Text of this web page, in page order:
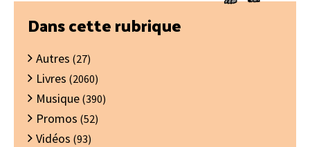
Barre
latérale
principale
Dans cette rubrique
Autres (27)
Livres (2060)
Musique (390)
Promos (52)
Vidéos (93)